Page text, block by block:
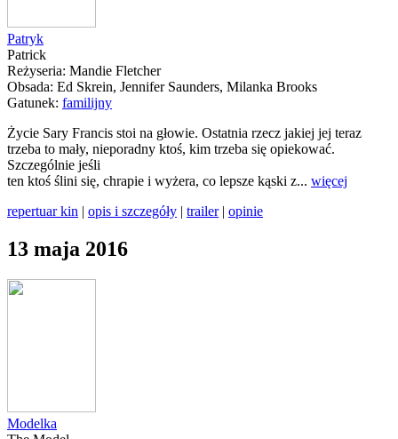
Patryk
Patrick
Reżyseria: Mandie Fletcher
Obsada: Ed Skrein, Jennifer Saunders, Milanka Brooks
Gatunek: familijny
Życie Sary Francis stoi na głowie. Ostatnia rzecz jakiej jej teraz
trzeba to mały, nieporadny ktoś, kim trzeba się opiekować.
Szczególnie jeśli
ten ktoś ślini się, chrapie i wyżera, co lepsze kąski z... więcej
repertuar kin | opis i szczegóły | trailer| opinie
13 maja 2016
Modelka